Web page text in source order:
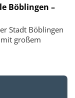
Böblingen –
Stadt Böblingen
großem